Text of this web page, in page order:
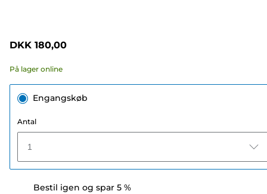
DKK 180,00
På lager online
Engangskøb
Antal
1
Bestil igen og spar 5 %